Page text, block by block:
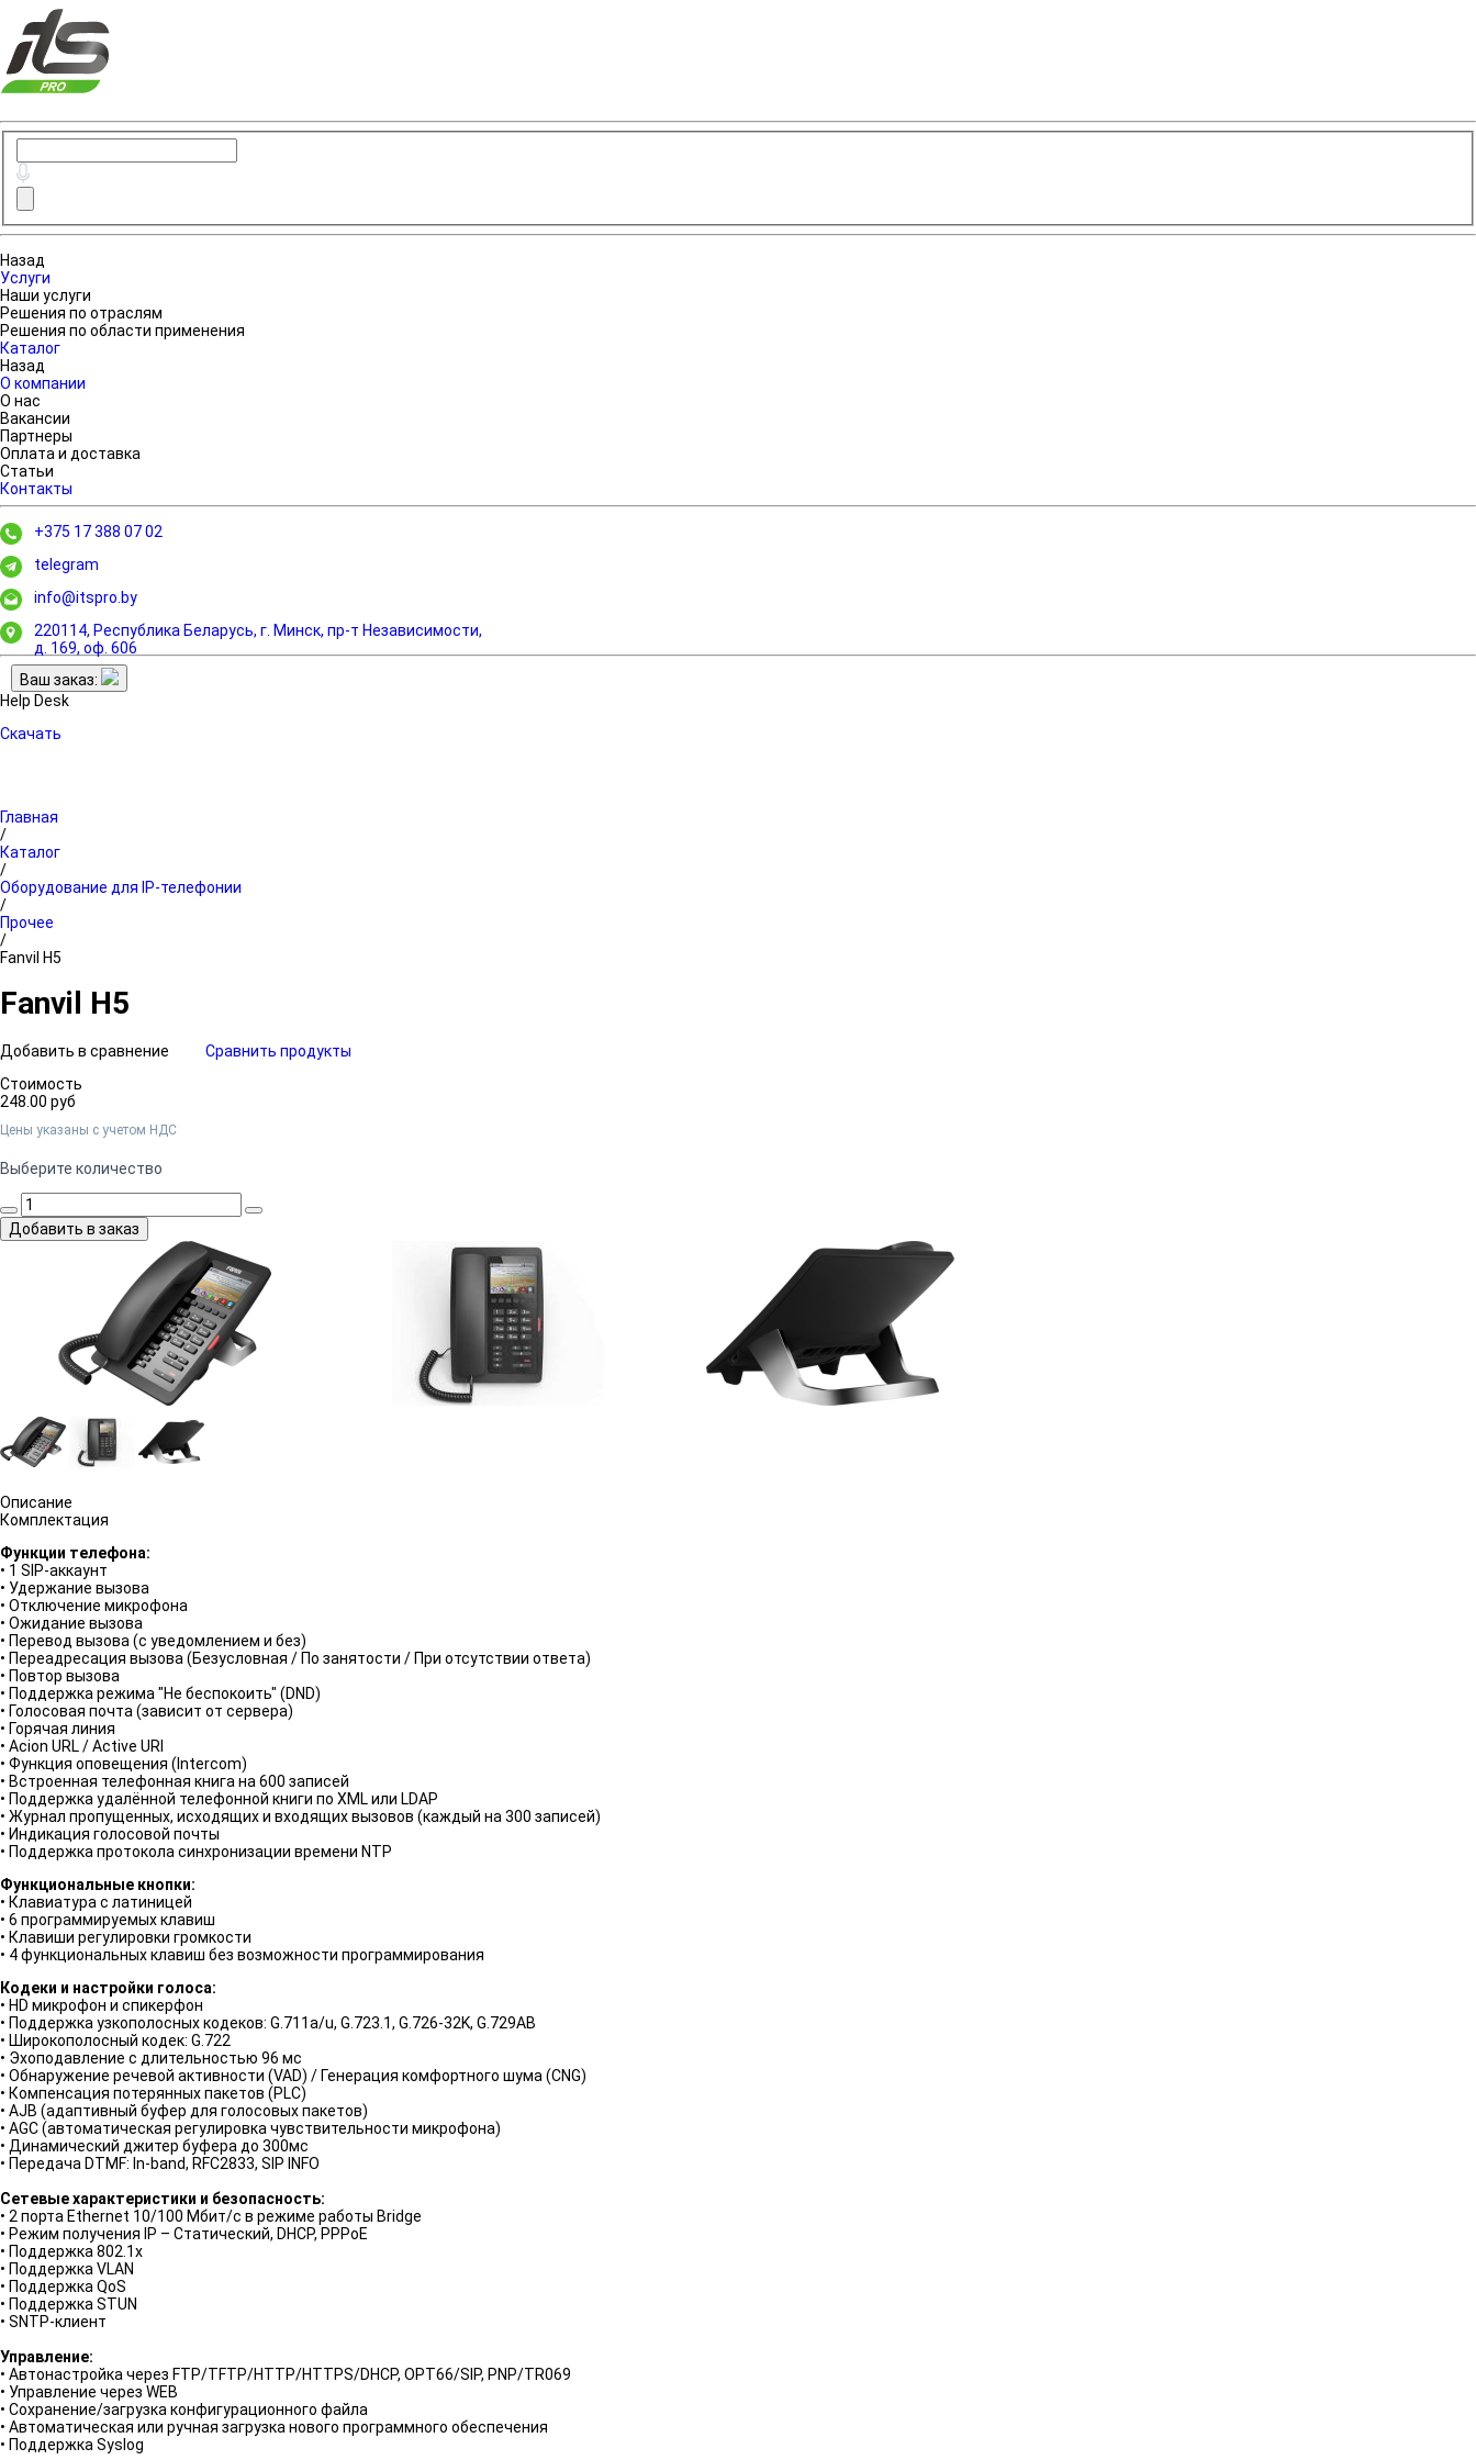
Назад
Услуги
Наши услуги
Решения по отраслям
Решения по области применения
Каталог
Назад
О компании
О нас
Вакансии
Партнеры
Оплата и доставка
Статьи
Контакты
+375 17 388 07 02
telegram
info@itspro.by
220114, Республика Беларусь, г. Минск, пр-т Независимости,
д. 169, оф. 606
Ваш заказ:
Help Desk
Скачать
Главная
/
Каталог
/
Оборудование для IP-телефонии
/
Прочее
/
Fanvil H5
Fanvil H5
Добавить в сравнение
Сравнить продукты
Стоимость
248.00 руб
Цены указаны c учетом НДС
Выберите количество
Добавить в заказ
Описание
Комплектация
Функции телефона:
• 1 SIP-аккаунт
• Удержание вызова
• Отключение микрофона
• Ожидание вызова
• Перевод вызова (с уведомлением и без)
• Переадресация вызова (Безусловная / По занятости / При отсутствии ответа)
• Повтор вызова
• Поддержка режима "Не беспокоить" (DND)
• Голосовая почта (зависит от сервера)
• Горячая линия
• Acion URL / Active URI
• Функция оповещения (Intercom)
• Встроенная телефонная книга на 600 записей
• Поддержка удалённой телефонной книги по XML или LDAP
• Журнал пропущенных, исходящих и входящих вызовов (каждый на 300 записей)
• Индикация голосовой почты
• Поддержка протокола синхронизации времени NTP
Функциональные кнопки:
• Клавиатура с латиницей
• 6 программируемых клавиш
• Клавиши регулировки громкости
• 4 функциональных клавиш без возможности программирования
Кодеки и настройки голоса:
• HD микрофон и спикерфон
• Поддержка узкополосных кодеков: G.711a/u, G.723.1, G.726-32K, G.729AB
• Широкополосный кодек: G.722
• Эхоподавление с длительностью 96 мс
• Обнаружение речевой активности (VAD) / Генерация комфортного шума (CNG)
• Компенсация потерянных пакетов (PLC)
• AJB (адаптивный буфер для голосовых пакетов)
• AGC (автоматическая регулировка чувствительности микрофона)
• Динамический джитер буфера до 300мс
• Передача DTMF: In-band, RFC2833, SIP INFO
Сетевые характеристики и безопасность:
• 2 порта Ethernet 10/100 Мбит/с в режиме работы Bridge
• Режим получения IP – Статический, DHCP, PPPoE
• Поддержка 802.1x
• Поддержка VLAN
• Поддержка QoS
• Поддержка STUN
• SNTP-клиент
Управление:
• Автонастройка через FTP/TFTP/HTTP/HTTPS/DHCP, OPT66/SIP, PNP/TR069
• Управление через WEB
• Сохранение/загрузка конфигурационного файла
• Автоматическая или ручная загрузка нового программного обеспечения
• Поддержка Syslog